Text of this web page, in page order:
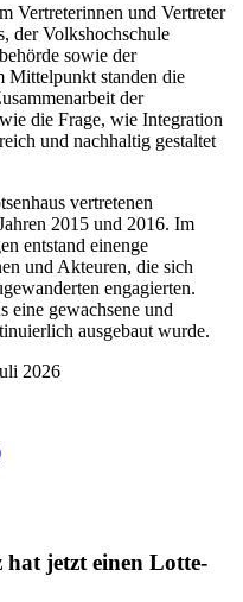
Vertreterinnen und Vertreter
der Volkshochschule
sowie der
standen die
der
die Frage, wie Integration
und nachhaltig gestaltet
vertretenen
2015 und 2016. Im
entstand einenge
und Akteuren, die sich
engagierten.
eine gewachsene und
ausgebaut wurde.
2026
jetzt einen Lotte-